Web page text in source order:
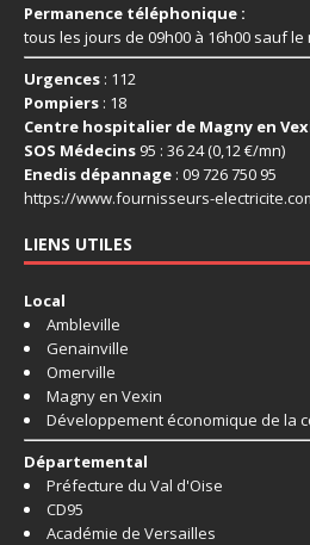
Permanence téléphonique :
tous les jours de 09h00 à 16h00 sauf le
Urgences : 112
Pompiers : 18
Centre hospitalier de Magny en
SOS Médecins 95 : 36 24 (0,12 €/mn)
Enedis dépannage : 09 726 750 95
https://www.fournisseurs-
LIENS UTILES
Local
Ambleville
Genainville
Omerville
Magny en Vexin
Développement économique de la
Départemental
Préfecture du Val d'Oise
CD95
Académie de Versailles